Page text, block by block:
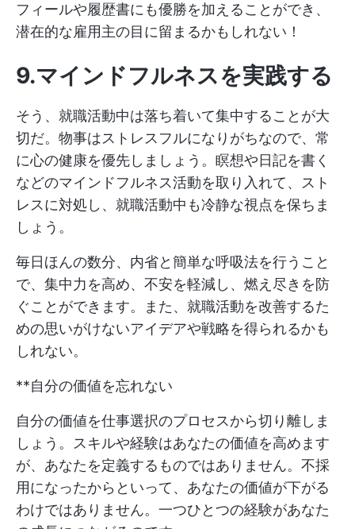
フィールや履歴書にも優勝を加えることができ、
潜在的な雇用主の目に留まるかもしれない！
9.マインドフルネスを実践する
そう、就職活動中は落ち着いて集中することが大
切だ。物事はストレスフルになりがちなので、常
に心の健康を優先しましょう。瞑想や日記を書く
などのマインドフルネス活動を取り入れて、スト
レスに対処し、就職活動中も冷静な視点を保ちま
しょう。
毎日ほんの数分、内省と簡単な呼吸法を行うこと
で、集中力を高め、不安を軽減し、燃え尽きを防
ぐことができます。また、就職活動を改善するた
めの思いがけないアイデアや戦略を得られるかも
しれない。
**自分の価値を忘れない
自分の価値を仕事選択のプロセスから切り離しま
しょう。スキルや経験はあなたの価値を高めます
が、あなたを定義するものではありません。不採
用になったからといって、あなたの価値が下がる
わけではありません。一つひとつの経験があなた